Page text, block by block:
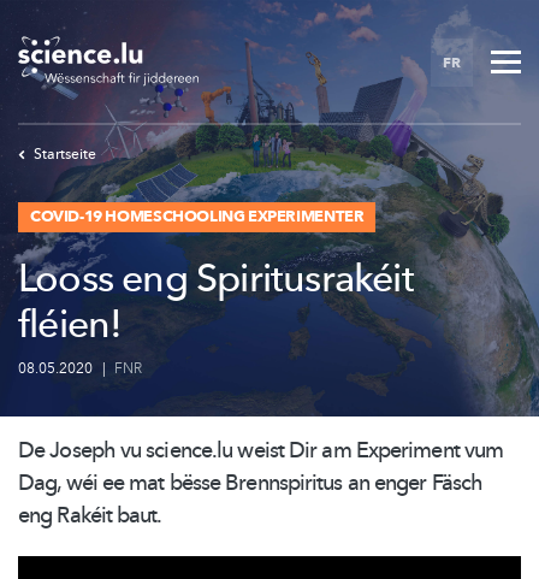
to
main
content
FR
Startseite
COVID-19 HOMESCHOOLING EXPERIMENTER
Looss eng Spiritusrakéit
fléien!
08.05.2020 | FNR
De Joseph vu science.lu weist Dir am Experiment vum
Dag, wéi ee mat bësse Brennspiritusan enger Fäsch
eng Rakéit baut.